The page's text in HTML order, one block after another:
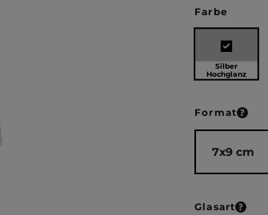
Farbe
Silber
Hochglanz
Format
Glasart